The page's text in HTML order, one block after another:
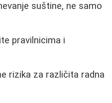
suštine, ne samo
pravilnicima i
rizika za različita radna